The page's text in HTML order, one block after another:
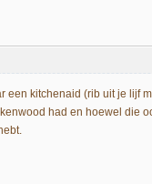
een kitchenaid (rib uit je lijf
had en hoewel die